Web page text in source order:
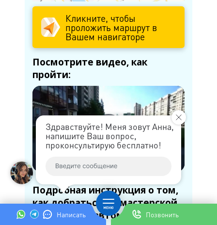
Написать Позвонить
Здравствуйте! Меня зовут Анна,
напишите Ваш вопрос,
проконсультирую бесплатно!
Кликните, чтобы
проложить маршрут в
Вашем навигаторе
Посмотрите видео, как
пройти:
Подробная инструкция о том,
как добраться до мастерской
(пешком, на автомобиле или